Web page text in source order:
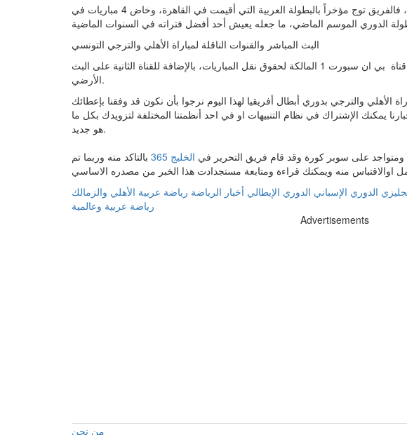
الترجي يدخل المباراة بمعنويات عالية للغاية، فالفريق توج مؤخراً بالبطولة العربية التي أقيمت في القاهرة، وخاض 4 مباريات في
البث المباشر والقنوات الناقلة لمباراة الأهلي والترجي التونسي
تنقل مباراة الأهلى والترجى التونسى عبر قناة بي ان سبورت 1 المالكة لحقوق نقل المباريات، بالإضافة للقناة الثانية على البث
الأرضي.
والترجي بدوري أبطال أفريقيا لهذا اليوم نرجوا بأن نكون قد وفقنا بإعطائك
يمكنك الإشتراك في نظام التنبيهات او في احد أنظمتنا المختلفة لتزويدك بكل ما
هو جديد.
ومتواجد على سوبر كورة وقد قام فريق التحرير في الخليج 365
بالتاكد منه وربما تم
الدوري الإسباني الدوري الإيطالي أخبار الرياضة رياضة عربية الأهلي والزمالك
رياضة عربية وعالمية
Advertisements
من نحن